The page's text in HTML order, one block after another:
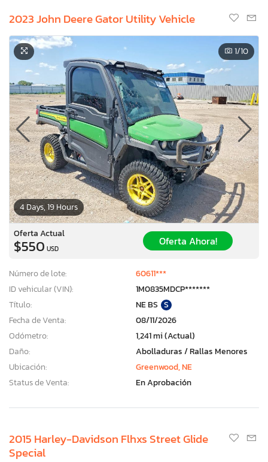
2023 John Deere Gator Utility Vehicle
4 Days, 19 Hours
1/10
Oferta Actual
$550 USD
Oferta Ahora!
Número de lote:
60611***
ID vehicular (VIN):
1M0835MDCP*******
Título:
NE BS S
Fecha de Venta:
08/11/2026
Odómetro:
1,241 mi (Actual)
Daño:
Abolladuras / Rallas Menores
Ubicación:
Greenwood, NE
Status de Venta:
En Aprobación
2015 Harley-Davidson Flhxs Street Glide
Special